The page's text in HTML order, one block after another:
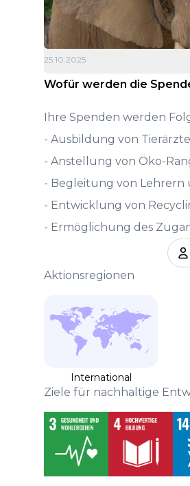
25.10.2025
Wofür werden die
Ihre Spenden werden
- Ausbildung von
- Anstellung von Öko-
- Begleitung von Lehrern
- Entwicklung von
- Ermöglichung des
Aktionsregionen
International
Ziele für nachhaltige